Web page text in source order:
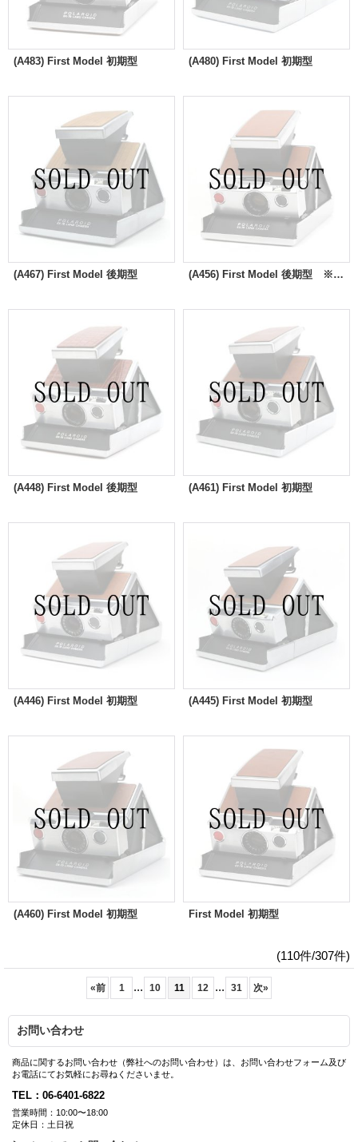
(A483) First Model 初期型 (A480) First Model 初期型
(A467) First Model 後期型 (A456) First Model 後期型 ※SX-70⇔600切換え電子改造
(A448) First Model 後期型 (A461) First Model 初期型
(A446) First Model 初期型 (A445) First Model 初期型
(A460) First Model 初期型 First Model 初期型
(110件/307件)
«前 1 ... 10 11 12 ... 31 次»
お問い合わせ
商品に関するお問い合わせ（弊社へのお問い合わせ）は、お問い合わせフォーム及び
お電話にてお気軽にお尋ねくださいませ。
TEL：06-6401-6822
営業時間：10:00〜18:00
定休日：土日祝